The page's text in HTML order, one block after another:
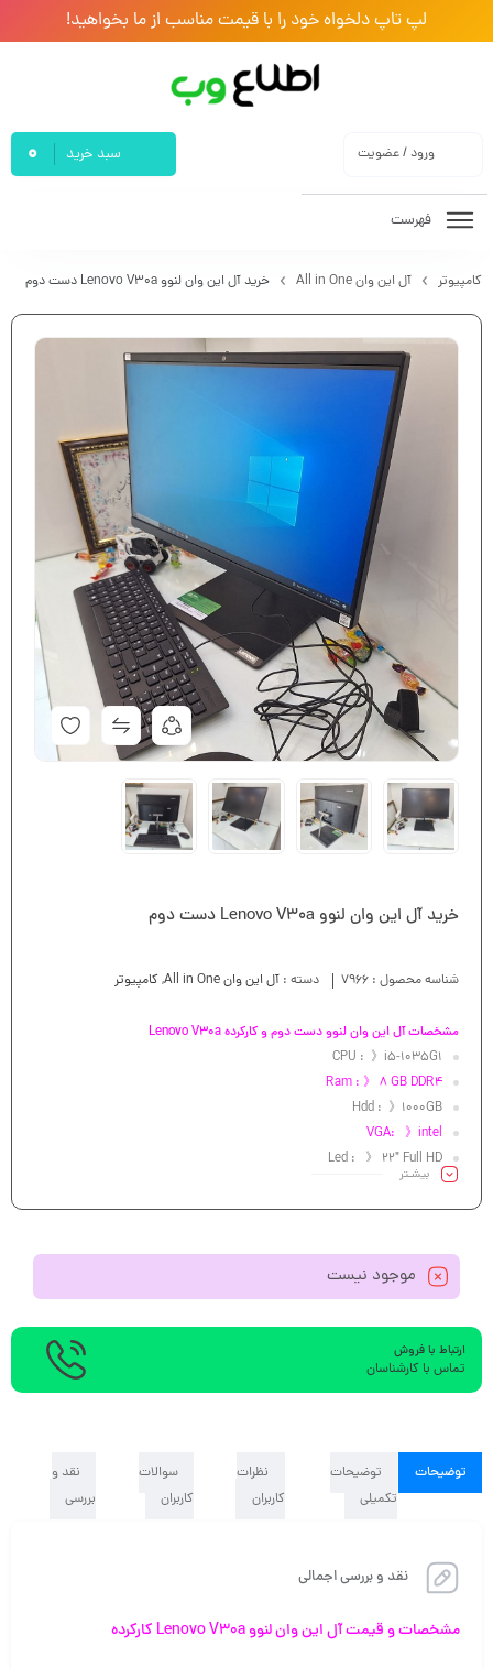
لپ تاپ دلخواه خود را با قیمت مناسب از ما بخواهید!
ورود / عضویت سبد خرید 0
فهرست
کامپیوتر آل این وان All in One خرید آل این وان لنوو Lenovo V30a دست دوم
خرید آل این وان لنوو Lenovo V30a دست دوم
شناسه محصول : 7966 دسته : آل این وان All in One ,کامپیوتر
مشخصات آل این وان لنوو دست دوم و کارکرده Lenovo V30a
CPU : 》i5-1035G1
Ram : 》 8 GB DDR4
Hdd : 》1000GB
VGA: 》intel
Led : 》 22″ Full HD
بیشـتر
موجود نیست
ارتباط با فروش
تماس با کارشناسان
توضیحات
توضیحات
تکمیلی
نظرات
کاربران
سوالات
کاربران
نقد و
بررسی
نقد و بررسی اجمالی
مشخصات و قیمت آل این وان لنوو Lenovo V30a کارکرده